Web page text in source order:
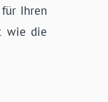
für Ihren
wie die